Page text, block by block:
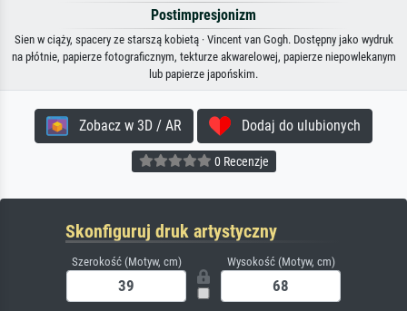
Postimpresjonizm
Sien w ciąży, spacery ze starszą kobietą · Vincent van Gogh. Dostępny jako wydruk
na płótnie, papierze fotograficznym, tekturze akwarelowej, papierze niepowlekanym
lub papierze japońskim.
Zobacz w 3D / AR Dodaj do ulubionych
0 Recenzje
Skonfiguruj druk artystyczny
Szerokość (Motyw, cm) Wysokość (Motyw, cm)